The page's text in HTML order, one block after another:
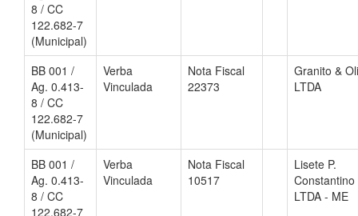
8 / CC
122.682-7
(Municipal)
BB 001 /
Ag. 0.413-
8 / CC
122.682-7
(Municipal)
Verba
Vinculada
Nota Fiscal
22373
Granito &
LTDA
BB 001 /
Ag. 0.413-
8 / CC
122.682-7
Verba
Vinculada
Nota Fiscal
10517
Lisete P.
Constantino
LTDA - ME